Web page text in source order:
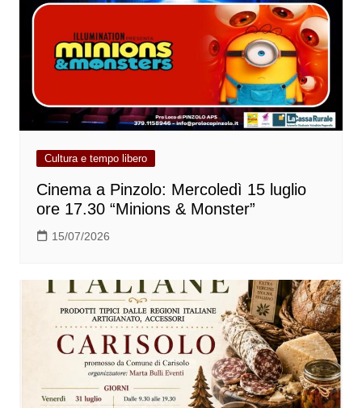
Cultura e tempo libero
Cinema a Pinzolo: Mercoledì 15 luglio
ore 17.30 “Minions & Monster”
15/07/2026